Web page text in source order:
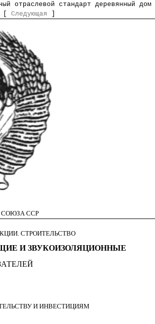
отраслевой стандарт деревянный дом
Следующая
СОЮЗА ССР
СТРОИТЕЛЬСТВО
И ЗВУКОИЗОЛЯЦИОННЫЕ
И ИНВЕСТИЦИЯМ